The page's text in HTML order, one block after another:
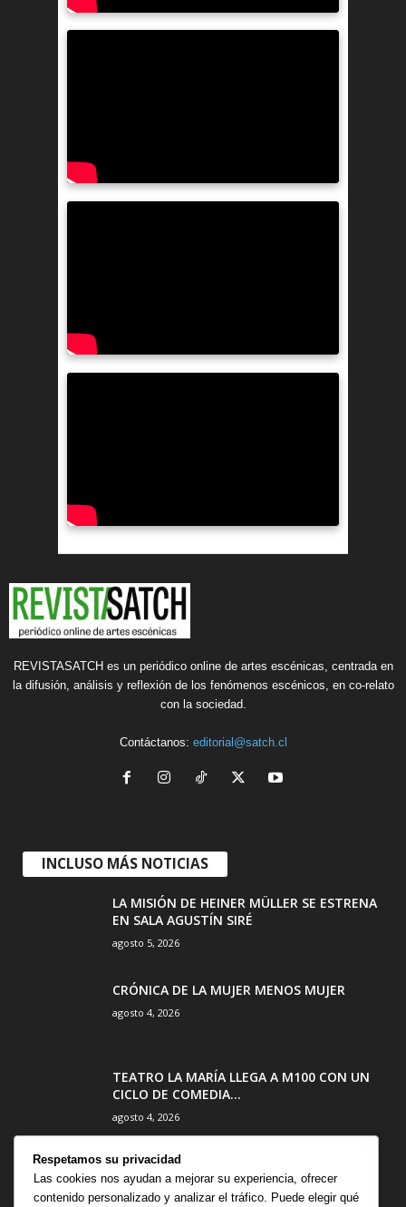
REVISTASATCH es un periódico online de artes escénicas, centrada en
la difusión, análisis y reflexión de los fenómenos escénicos, en co-relato
con la sociedad.
Contáctanos: editorial@satch.cl
INCLUSO MÁS NOTICIAS
LA MISIÓN DE HEINER MÜLLER SE ESTRENA
EN SALA AGUSTÍN SIRÉ
agosto 5, 2026
CRÓNICA DE LA MUJER MENOS MUJER
agosto 4, 2026
TEATRO LA MARÍA LLEGA A M100 CON UN
CICLO DE COMEDIA...
agosto 4, 2026
CATEGORÍA POPULAR
Respetamos su privacidad
Las cookies nos ayudan a mejorar su experiencia, ofrecer
contenido personalizado y analizar el tráfico. Puede elegir qué